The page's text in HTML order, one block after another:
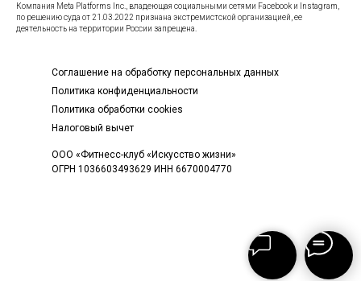
Компания Meta Platforms Inc., владеющая социальными сетями Facebook и Instagram,
по решению суда от 21.03.2022 признана экстремистской организацией, ее
деятельность на территории России запрещена.
Соглашение на обработку персональных данных
Политика конфиденциальности
Политика обработки cookies
ООО «Фитнесс-клуб «Искусство жизни»
ОГРН 1036603493629 ИНН 6670004770
Налоговый вычет